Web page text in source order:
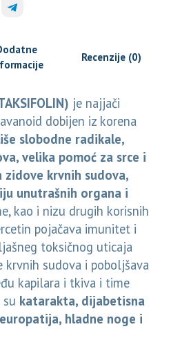
Recenzije (0)
je najjači
dobijen iz korena
slobodne radikale,
velika pomoć za srce i
zidove krvnih sudova,
unutrašnih organa i
kao i nizu drugih korisnih
pojačava imunitet i
toksičnog uticaja
krvnih sudova i poboljšava
kapilara i tkiva i time
katarakta, dijabetisna
hladne noge i